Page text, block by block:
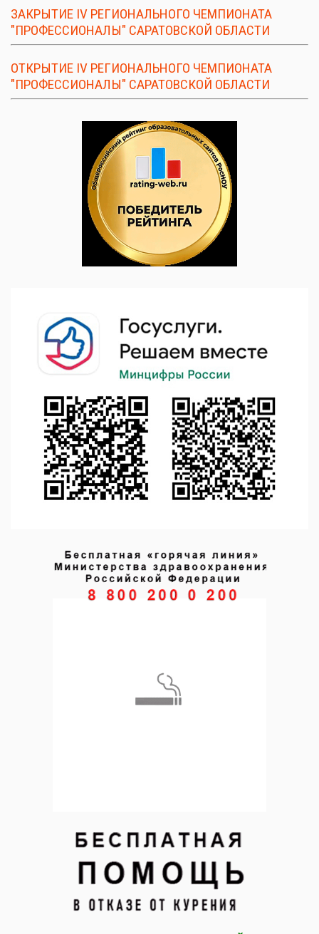
ЗАКРЫТИЕ IV РЕГИОНАЛЬНОГО ЧЕМПИОНАТА
"ПРОФЕССИОНАЛЫ" САРАТОВСКОЙ ОБЛАСТИ
ОТКРЫТИЕ IV РЕГИОНАЛЬНОГО ЧЕМПИОНАТА
"ПРОФЕССИОНАЛЫ" САРАТОВСКОЙ ОБЛАСТИ